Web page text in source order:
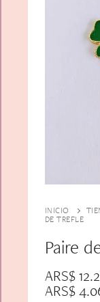
INICIO
DE TREFLE
Paire
ARS$
ARS$